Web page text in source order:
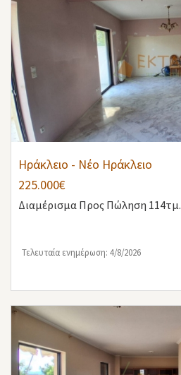
Ηράκλειο - Νέο Ηράκλειο
225.000€
Διαμέρισμα Προς Πώληση 114τμ.
Τελευταία ενημέρωση: 4/8/2026